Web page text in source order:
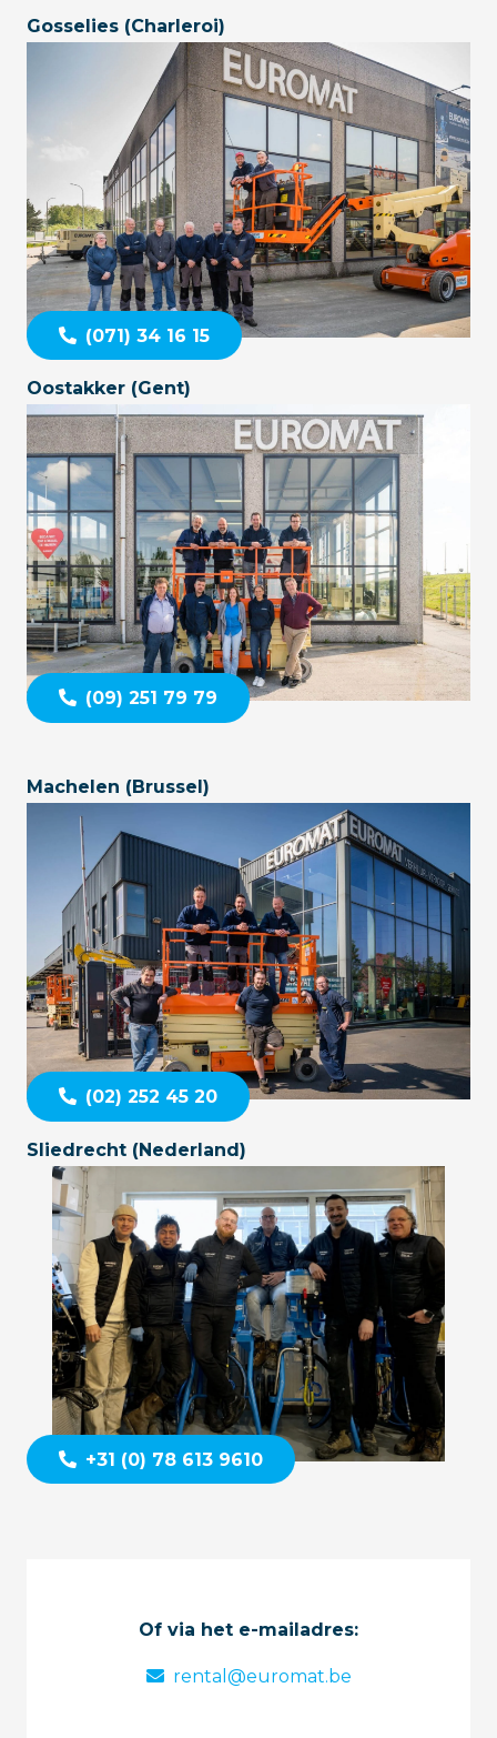
Gosselies (Charleroi)
(071) 34 16 15
Oostakker (Gent)
(09) 251 79 79
Machelen (Brussel)
(02) 252 45 20
Sliedrecht (Nederland)
+31 (0) 78 613 9610
Of via het e-mailadres:
rental@euromat.be